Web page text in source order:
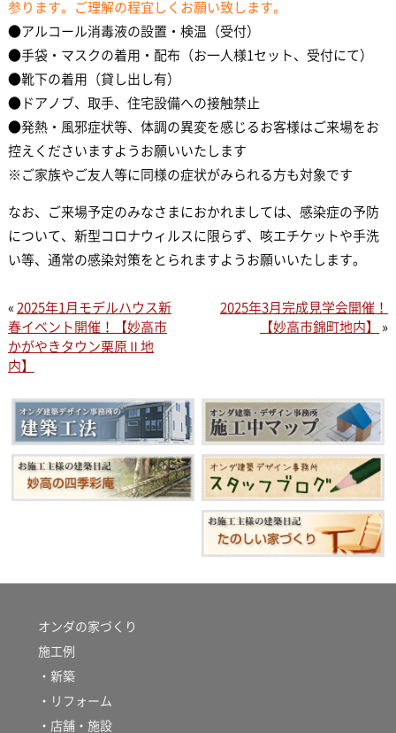
参ります。ご理解の程宜しくお願い致します。
●アルコール消毒液の設置・検温（受付）
●手袋・マスクの着用・配布（お一人様1セット、受付にて）
●靴下の着用（貸し出し有）
●ドアノブ、取手、住宅設備への接触禁止
●発熱・風邪症状等、体調の異変を感じるお客様はご来場をお
控えくださいますようお願いいたします
※ご家族やご友人等に同様の症状がみられる方も対象です
なお、ご来場予定のみなさまにおかれましては、感染症の予防
について、新型コロナウィルスに限らず、咳エチケットや手洗
い等、通常の感染対策をとられますようお願いいたします。
« 2025年1月モデルハウス新
春イベント開催！【妙高市
かがやきタウン栗原Ⅱ地
内】
2025年3月完成見学会開催！
【妙高市錦町地内】
»
オンダの家づくり
施工例
・新築
・リフォーム
・店舗・施設